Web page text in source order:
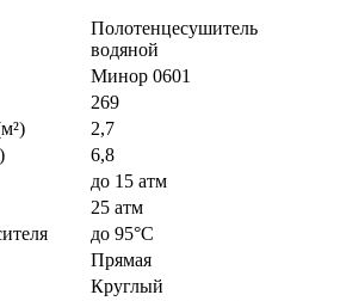
Полотенцесушитель
водяной
Минор 0601
269
2,7
6,8
до 15 атм
25 атм
до 95°С
Прямая
Круглый